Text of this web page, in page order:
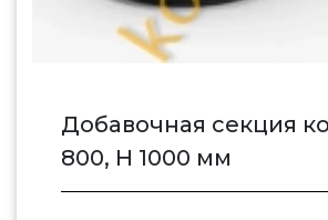
Добавочная секция
800, H 1000 мм